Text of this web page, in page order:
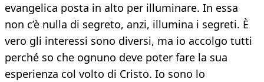
evangelica posta in alto per illuminare. In essa
non c’è nulla di segreto, anzi, illumina i segreti. È
vero gli interessi sono diversi, ma io accolgo tutti
perché so che ognuno deve poter fare la sua
esperienza col volto di Cristo. Io sono lo